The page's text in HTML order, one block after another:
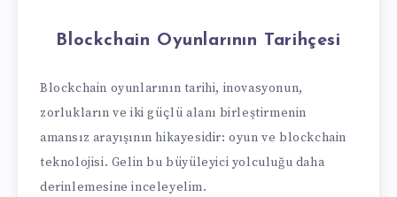
Blockchain Oyunlarının Tarihçesi
Blockchain oyunlarının tarihi, inovasyonun,
zorlukların ve iki güçlü alanı birleştirmenin
amansız arayışının hikayesidir: oyun ve blockchain
teknolojisi. Gelin bu büyüleyici yolculuğu daha
derinlemesine inceleyelim.